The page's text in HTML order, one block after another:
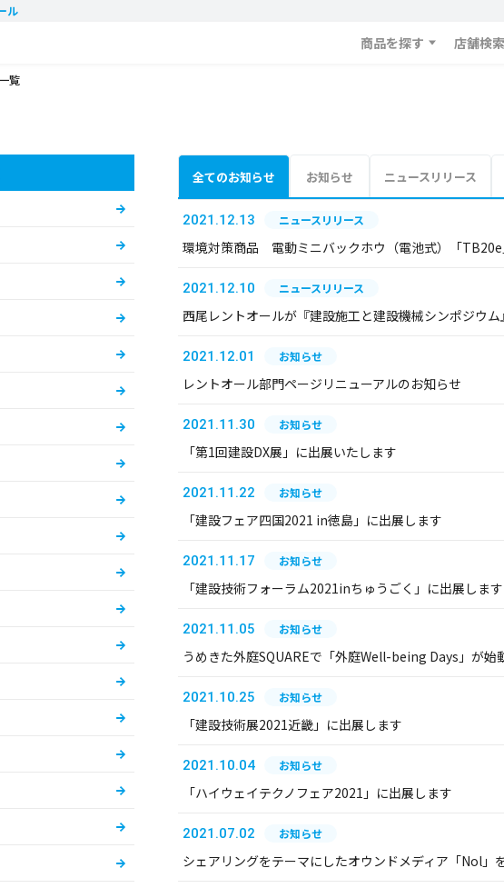
ル
商品を探す 店舗検索
覧
全てのお知らせ お知らせ ニュースリリース
2021.12.13 ニュースリリース
環境対策商品 電動ミニバックホウ（電池式）「
2021.12.10 ニュースリリース
西尾レントオールが『建設施工と建設機械シンポジウ
2021.12.01 お知らせ
レントオール部門ページリニューアルのお知らせ
2021.11.30 お知らせ
「第1回建設DX展」に出展いたします
2021.11.22 お知らせ
「建設フェア四国2021 in徳島」に出展します
2021.11.17 お知らせ
「建設技術フォーラム2021inちゅうごく」に出展します
2021.11.05 お知らせ
うめきた外庭SQUAREで「外庭Well-being Days」が始
2021.10.25 お知らせ
「建設技術展2021近畿」に出展します
2021.10.04 お知らせ
「ハイウェイテクノフェア2021」に出展します
2021.07.02 お知らせ
シェアリングをテーマにしたオウンドメディア「Nol」